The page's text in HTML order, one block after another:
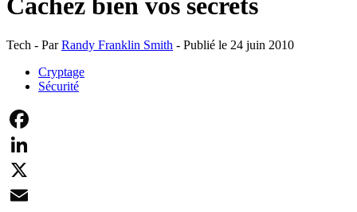
Cachez bien vos secrets
Tech - ParRandy Franklin Smith - Publié le 24 juin 2010
Cryptage
Sécurité
Facebook
LinkedIn
X